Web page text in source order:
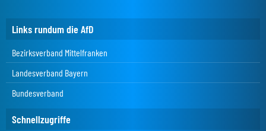
Links rundum die AfD
Bezirksverband Mittelfranken
Landesverband Bayern
Bundesverband
Schnellzugriffe